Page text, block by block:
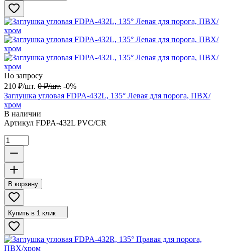
По запросу
210 ₽/шт. 0 ₽/шт. -0%
Заглушка угловая FDPA-432L, 135° Левая для порога, ПВХ/
хром
В наличии
Артикул FDPA-432L PVC/CR
В корзину
Купить в 1 клик